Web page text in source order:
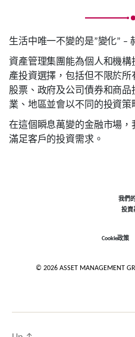
生活中唯一不變的是”變化” –
資產管理集團能為個人和機
產投資選擇，包括但不限於所
股票、政府及公司債券和商
業、地區並會以不同的投資策
在這個瞬息萬變的金融市場，
滿足客戶的投資需求。
我們
投資
Cookie政策
© 2026 ASSET MANAGEMENT